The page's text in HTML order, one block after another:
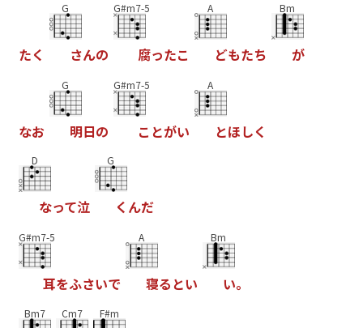
たく
G
さんの
G#m7-5
腐ったこ
A
どもたち
Bm
が
なお
G
明日の
G#m7-5
こ とがい
A
とほしく
D
なって泣
G
く んだ
G#m7-5
耳をふさいで
A
寝る とい
Bm
い。
Bm7 Cm7 F#m